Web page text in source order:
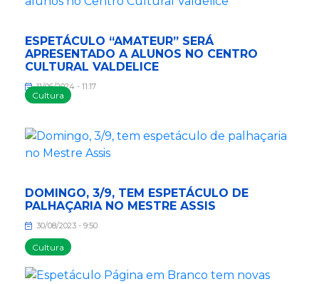
Cultura
ESPETÁCULO “AMATEUR” SERÁ
APRESENTADO A ALUNOS NO CENTRO
CULTURAL VALDELICE
11/06/2024 - 11:17
Cultura
DOMINGO, 3/9, TEM ESPETÁCULO DE
PALHAÇARIA NO MESTRE ASSIS
30/08/2023 - 9:50